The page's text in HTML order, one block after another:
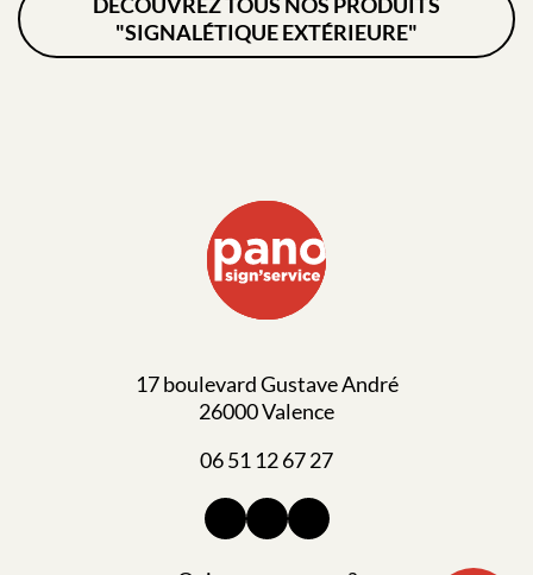
"SIGNALÉTIQUE EXTÉRIEURE"
17 boulevard Gustave André
26000 Valence
06 51 12 67 27